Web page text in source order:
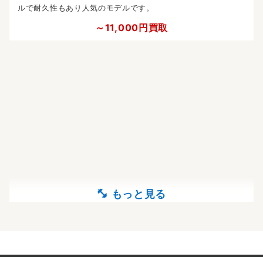
ルで耐久性もあり人気のモデルです。
～11,000円買取